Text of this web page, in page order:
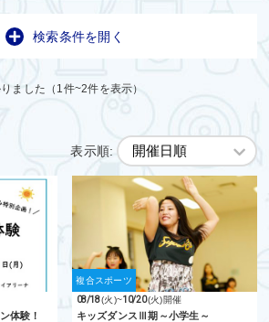
検索条件を開く
ました（1件~2件を表示）
表示順:
体験！
複合スポーツ
08/18(火)~10/20(火)開催
キッズダンスⅢ期～小学生～